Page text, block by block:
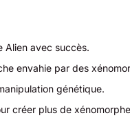
Alien avec succès.
envahie par des
génétique.
créer plus de